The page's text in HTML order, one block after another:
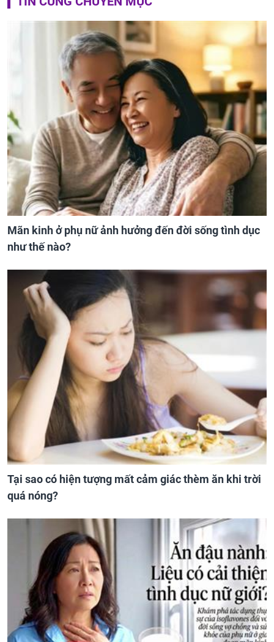
Mãn kinh ở phụ nữ ảnh hưởng đến đời sống tình dục
như thế nào?
Tại sao có hiện tượng mất cảm giác thèm ăn khi trời
quá nóng?